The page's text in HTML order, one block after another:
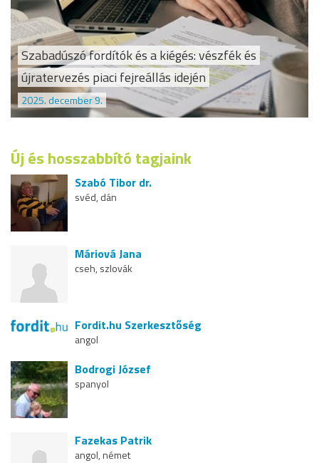
Szabadúszó fordítók és a kiégés: vészfék és
újratervezés piaci fejreállás idején
2025. december 9.
Új és hosszabbító tagjaink
Szabó Tibor dr.
svéd, dán
Máriová Jana
cseh, szlovák
Fordit.hu Szerkesztőség
angol
Bodrogi József
spanyol
Fazekas Patrik
angol, német